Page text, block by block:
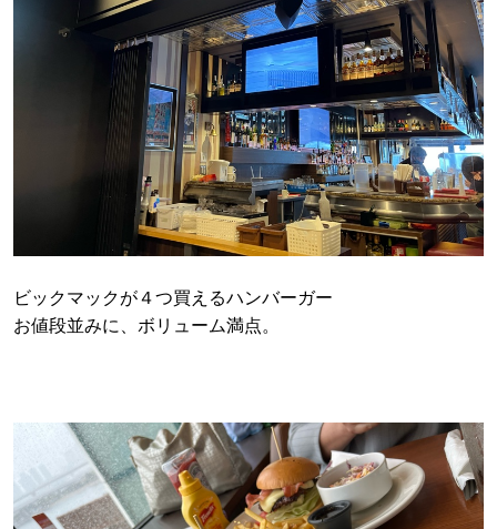
ビックマックが４つ買えるハンバーガー
お値段並みに、ボリューム満点。